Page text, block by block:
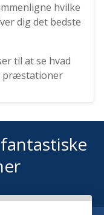
hvilke
dig det bedste
til at se hvad
præstationer